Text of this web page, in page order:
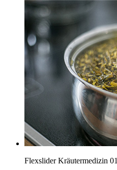
Flexslider Kräutermedizin 01